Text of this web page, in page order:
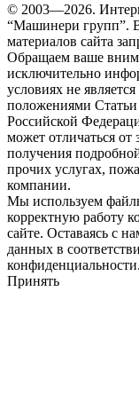
© 2003—2026.
“Машинери групп”.
материалов сайта
Обращаем ваше
исключительно
условиях не
положениями Статьи
Российской
может отличаться от
получения
прочих услугах,
компании.
Мы используем
корректную работу
сайте. Оставаясь с
данных в
конфиденциальности.
Принять